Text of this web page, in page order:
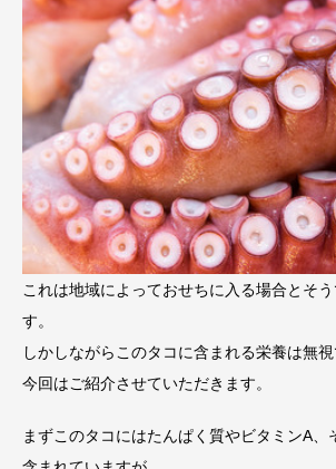
これは地域によっておせちに入る場合とそ
す。
しかしながらこのタコに含まれる栄養は無視
今回はご紹介させていただきます。
まずこのタコにはたんぱく質やビタミンA、